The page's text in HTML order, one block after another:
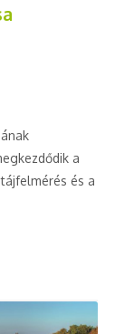
a
és a